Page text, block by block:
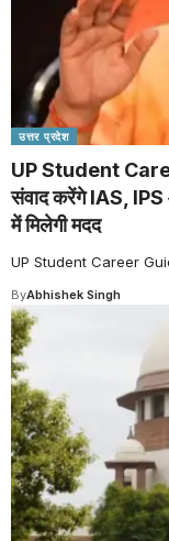
उत्तर प्रदेश
UP Student
संवाद करेंगे IAS, IPS
में मिलेगी मदद
UP Student Career
ByAbhishek Singh